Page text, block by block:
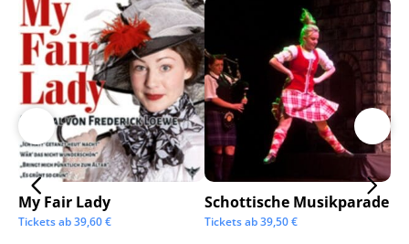
My Fair Lady
Tickets ab39,60€
Schottische Musikparade
Tickets ab39,50€